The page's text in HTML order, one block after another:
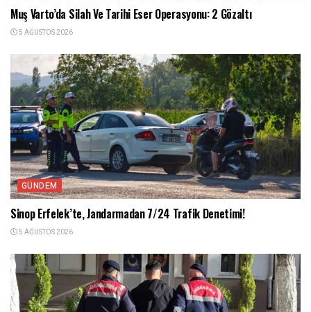
Muş Varto’da Silah Ve Tarihi Eser Operasyonu: 2 Gözaltı
5 AĞUSTOS 2026
GÜNDEM
Sinop Erfelek’te, Jandarmadan 7/24 Trafik Denetimi!
5 AĞUSTOS 2026